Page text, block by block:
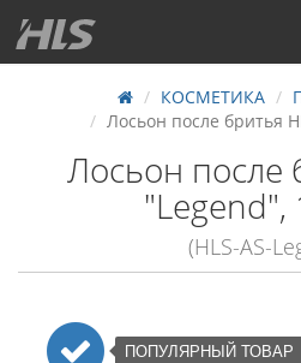
КОСМЕТИКА
Лосьон после бритья
Лосьон после
"Legend",
(HLS-AS-
ПОПУЛЯРНЫЙ ТОВАР